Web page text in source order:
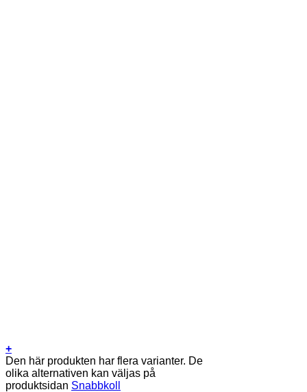
+
Den här produkten har flera varianter. De
olika alternativen kan väljas på
produktsidan Snabbkoll